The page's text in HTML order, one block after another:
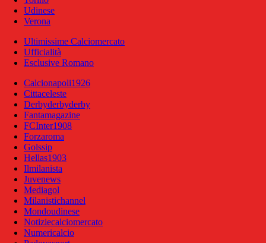
Udinese
Verona
Ultimissime Calciomercato
Ufficialità
Esclusive Romano
Calcionapoli1926
Cittaceleste
Derbyderbyderby
Fantamagazine
FCInter1908
Forzaroma
Golssip
Hellas1903
Ilmilanista
Juvenews
Mediagol
Milanistichannel
Mondoudinese
Notiziecalciomercato
Numericalcio